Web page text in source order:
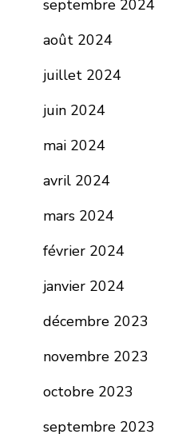
septembre 2024
août 2024
juillet 2024
juin 2024
mai 2024
avril 2024
mars 2024
février 2024
janvier 2024
décembre 2023
novembre 2023
octobre 2023
septembre 2023